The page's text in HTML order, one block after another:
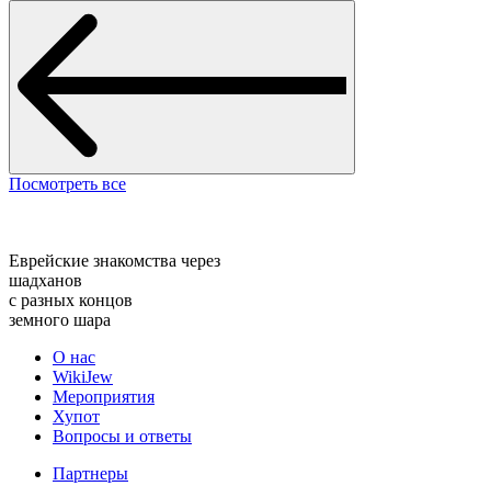
Посмотреть все
Еврейские знакомства через
шадханов
с разных концов
земного шара
О нас
WikiJew
Мероприятия
Хупот
Вопросы и ответы
Партнеры